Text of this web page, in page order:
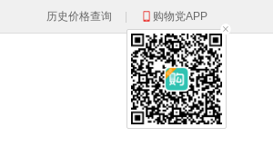
历史价格查询 购物党APP